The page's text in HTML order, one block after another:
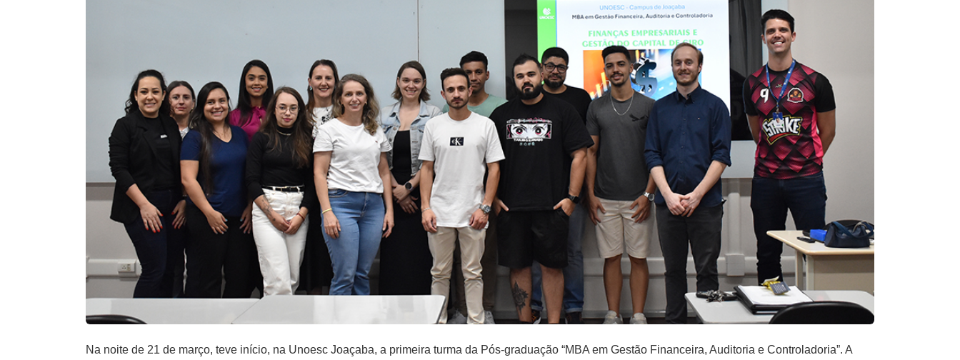
Na noite de 21 de março, teve início, na Unoesc Joaçaba, a primeira turma da Pós-graduação “MBA em Gestão Financeira, Auditoria e Controladoria”. A